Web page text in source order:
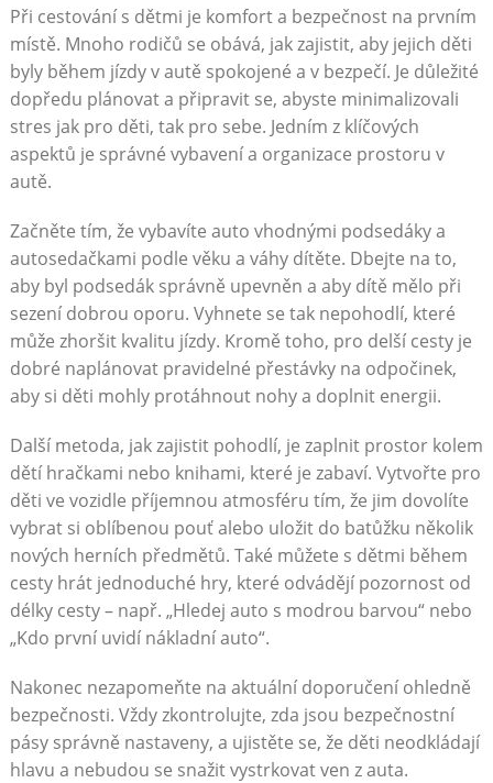
Při cestování s dětmi je komfort a bezpečnost na prvním
místě. Mnoho rodičů se obává, jak zajistit, aby jejich děti
byly během jízdy v autě spokojené a v bezpečí. Je důležité
dopředu plánovat a připravit se, abyste minimalizovali
stres jak pro děti, tak pro sebe. Jedním z klíčových
aspektů je správné vybavení a organizace prostoru v
autě.
Začněte tím, že vybavíte auto vhodnými podsedáky a
autosedačkami podle věku a váhy dítěte. Dbejte na to,
aby byl podsedák správně upevněn a aby dítě mělo při
sezení dobrou oporu. Vyhnete se tak nepohodlí, které
může zhoršit kvalitu jízdy. Kromě toho, pro delší cesty je
dobré naplánovat pravidelné přestávky na odpočinek,
aby si děti mohly protáhnout nohy a doplnit energii.
Další metoda, jak zajistit pohodlí, je zaplnit prostor kolem
dětí hračkami nebo knihami, které je zabaví. Vytvořte pro
děti ve vozidle příjemnou atmosféru tím, že jim dovolíte
vybrat si oblíbenou pouť alebo uložit do batůžku několik
nových herních předmětů. Také můžete s dětmi během
cesty hrát jednoduché hry, které odvádějí pozornost od
délky cesty – např. „Hledej auto s modrou barvou“ nebo
„Kdo první uvidí nákladní auto“.
Nakonec nezapomeňte na aktuální doporučení ohledně
bezpečnosti. Vždy zkontrolujte, zda jsou bezpečnostní
pásy správně nastaveny, a ujistěte se, že děti neodkládají
hlavu a nebudou se snažit vystrkovat ven z auta.